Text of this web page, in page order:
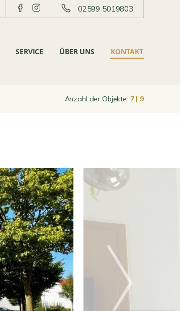
02599 5019803
SERVICE ÜBER UNS KONTAKT
Anzahl der Objekte: 7 | 9